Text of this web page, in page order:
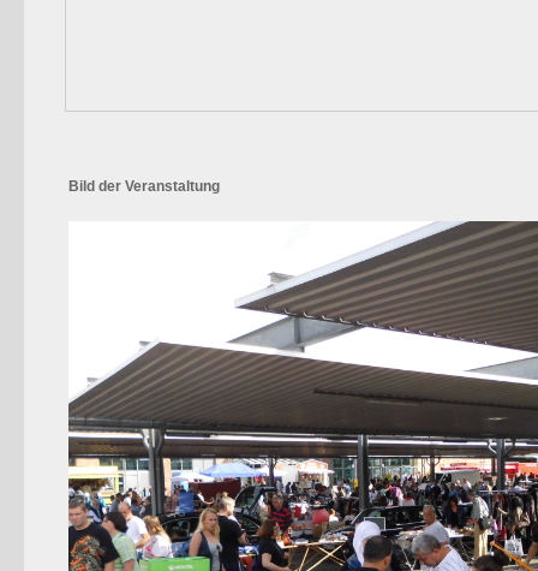
Bild der Veranstaltung